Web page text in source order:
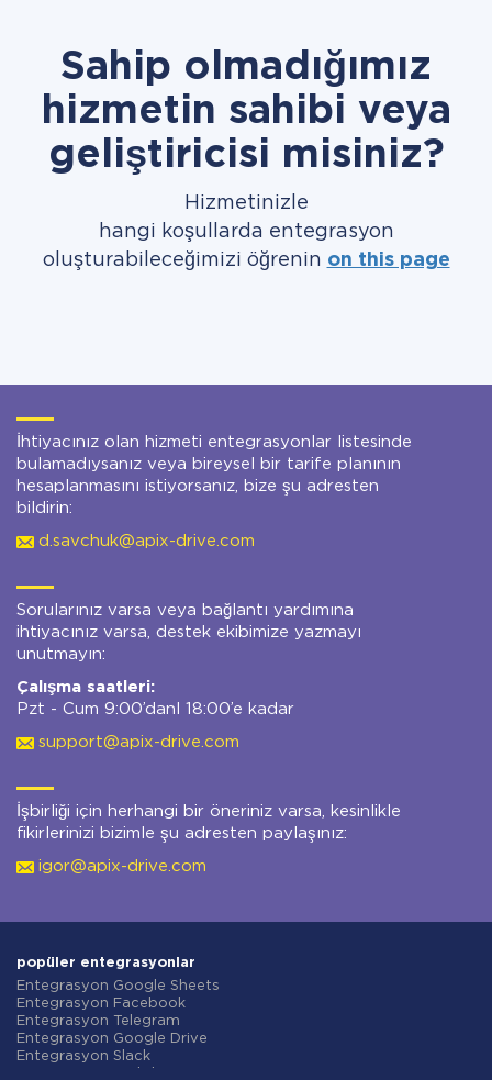
Sahip olmadığımız
hizmetin sahibi veya
geliştiricisi misiniz?
Hizmetinizle
hangi koşullarda entegrasyon
oluşturabileceğimizi öğrenin on this page
İhtiyacınız olan hizmeti entegrasyonlar listesinde
bulamadıysanız veya bireysel bir tarife planının
hesaplanmasını istiyorsanız, bize şu adresten
bildirin:
d.savchuk@apix-drive.com
Sorularınız varsa veya bağlantı yardımına
ihtiyacınız varsa, destek ekibimize yazmayı
unutmayın:
Çalışma saatleri:
Pzt - Cum 9:00’danl 18:00’e kadar
support@apix-drive.com
İşbirliği için herhangi bir öneriniz varsa, kesinlikle
fikirlerinizi bizimle şu adresten paylaşınız:
igor@apix-drive.com
popüler entegrasyonlar
Entegrasyon Google Sheets
Entegrasyon Facebook
Entegrasyon Telegram
Entegrasyon Google Drive
Entegrasyon Slack